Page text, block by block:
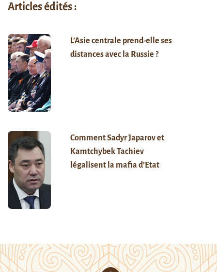
Articles édités :
L’Asie centrale prend-elle ses
distances avec la Russie ?
Comment Sadyr Japarov et
Kamtchybek Tachiev
légalisent la mafia d’Etat